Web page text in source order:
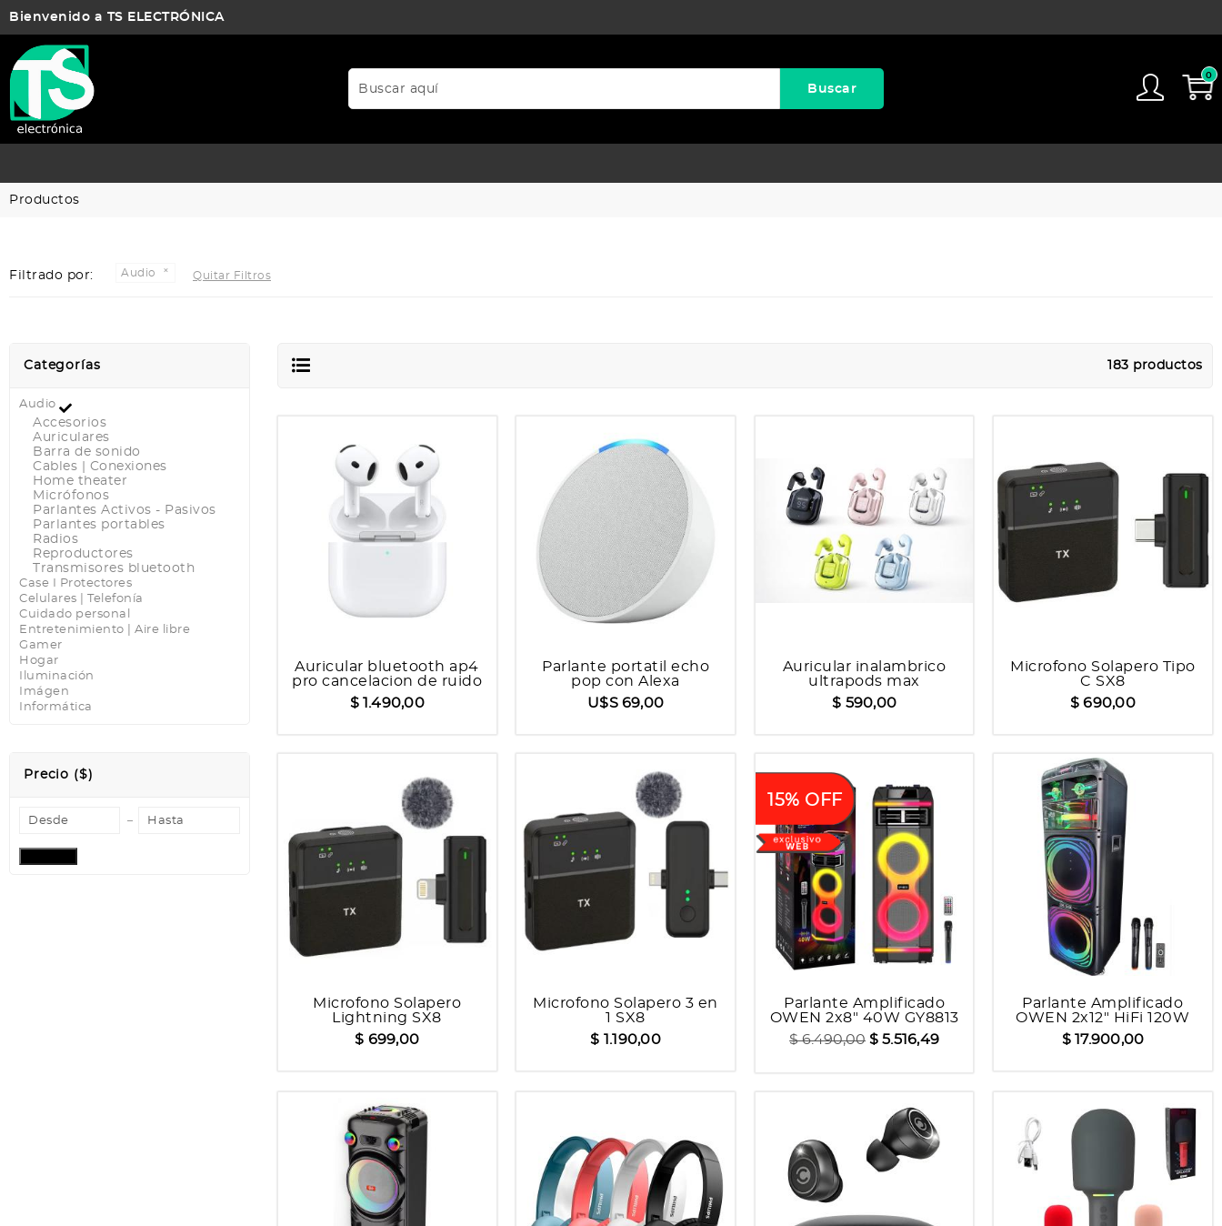
Bienvenido a TS ELECTRÓNICA
Buscar
0
Productos
Filtrado por: Audio Quitar Filtros
Categorías
Audio
Accesorios
Auriculares
Barra de sonido
Cables | Conexiones
Home theater
Micrófonos
Parlantes Activos - Pasivos
Parlantes portables
Radios
Reproductores
Transmisores bluetooth
Case I Protectores
Celulares | Telefonía
Cuidado personal
Entretenimiento | Aire libre
Gamer
Hogar
Iluminación
Imágen
Informática
Precio ($)
183 productos
Auricular bluetooth ap4
pro cancelacion de ruido
activa
$ 1.490,00
Parlante portatil echo
pop con Alexa
U$S 69,00
Auricular inalambrico
ultrapods max
$ 590,00
Microfono Solapero Tipo
C SX8
$ 690,00
Microfono Solapero
Lightning SX8
$ 699,00
Microfono Solapero 3 en
1 SX8
$ 1.190,00
15% OFF
Parlante Amplificado
OWEN 2x8" 40W GY8813
$ 6.490,00 $ 5.516,49
Parlante Amplificado
OWEN 2x12" HiFi 120W
DR1229
$ 17.900,00